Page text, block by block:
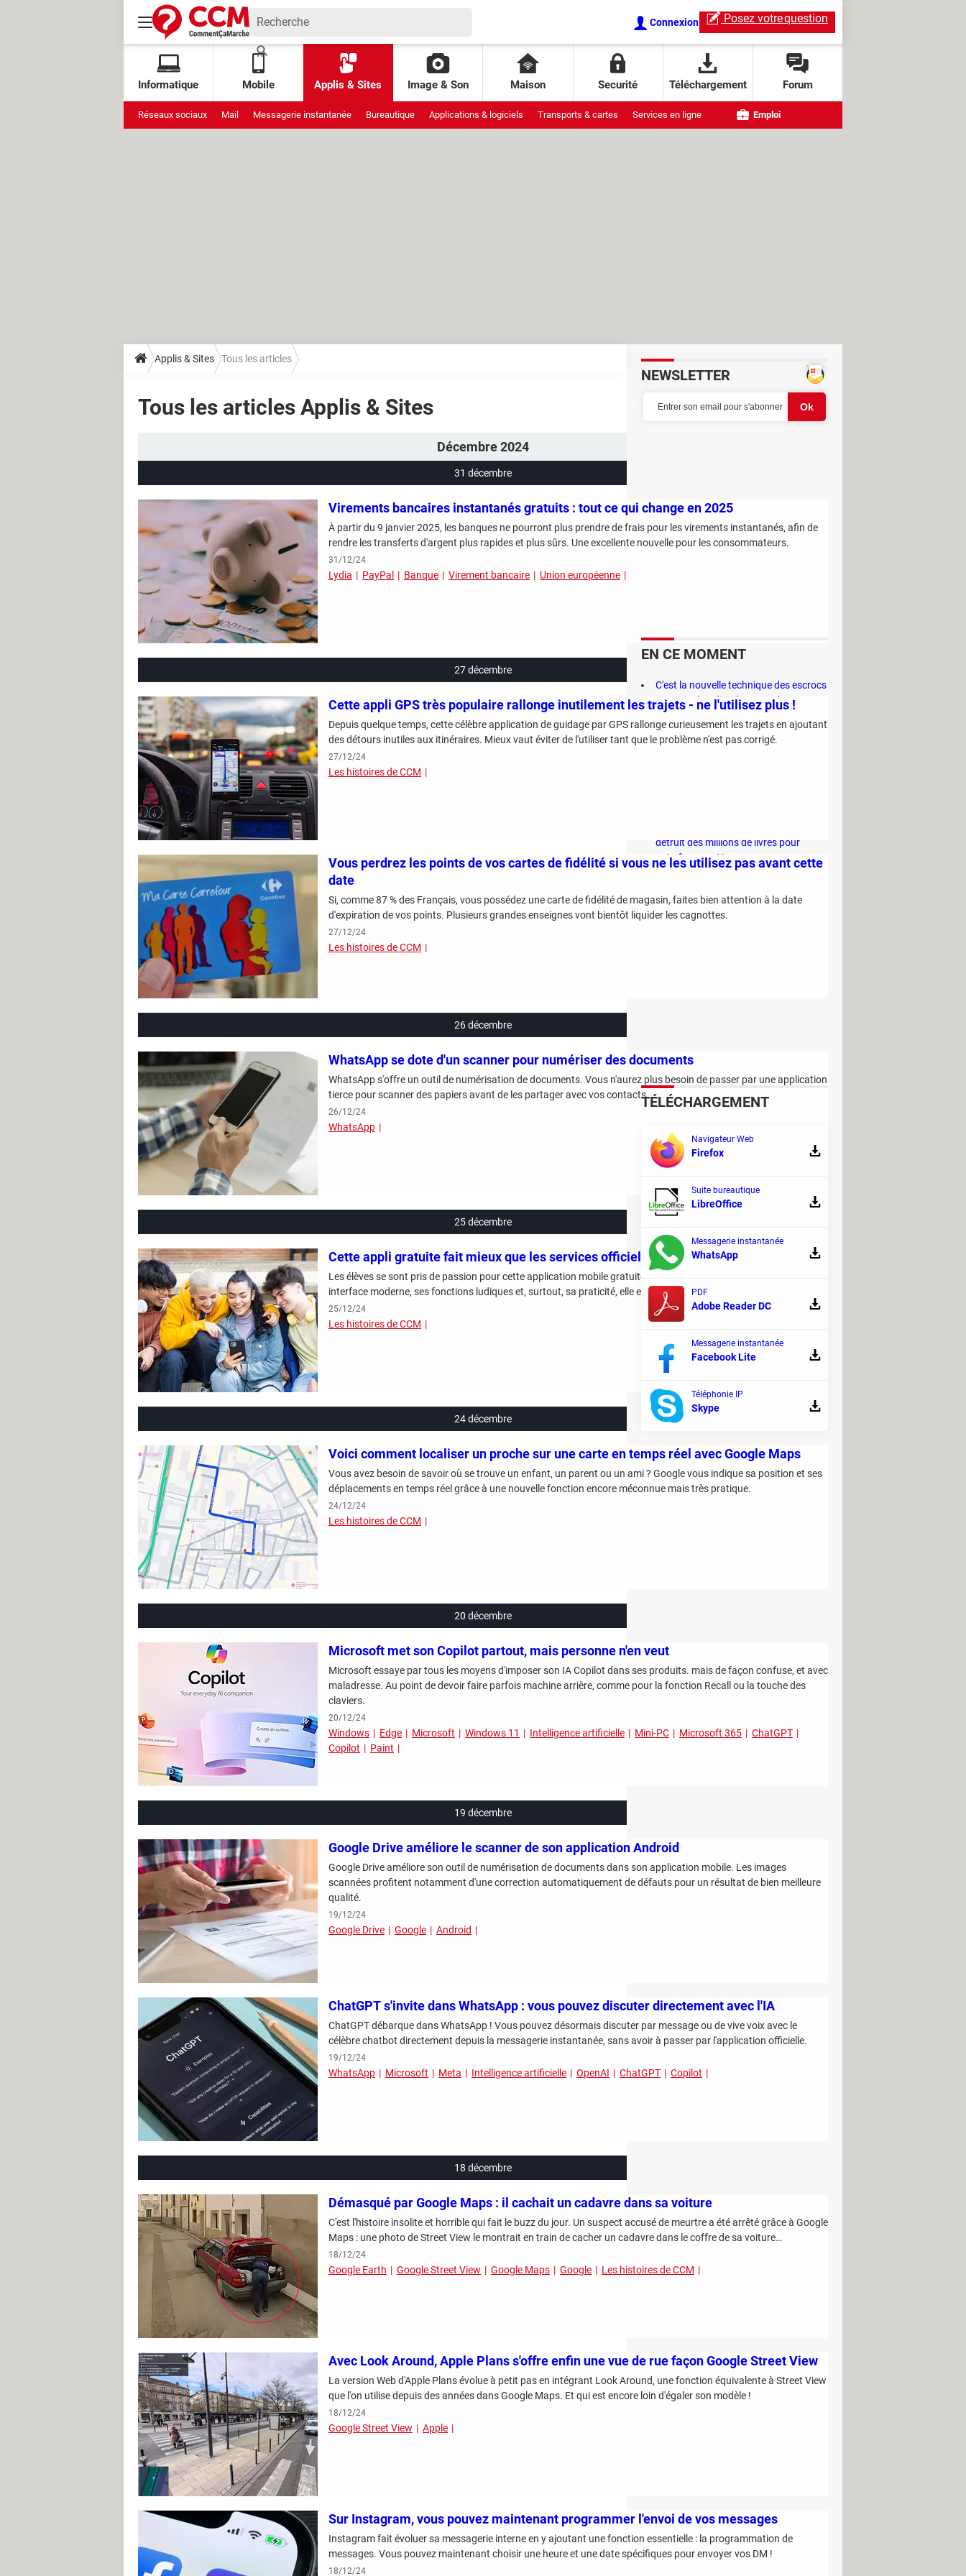
Connexion Posez votrequestion
Informatique Mobile Applis & Sites Image & Son Maison Securité Téléchargement Forum
Réseaux sociaux Mail Messagerie instantanée Bureautique Applications & logiciels Transports & cartes Services en ligne Emploi
Applis & Sites Tous les articles
Tous les articles Applis & Sites
Décembre 2024
31 décembre
Virements bancaires instantanés gratuits : tout ce qui change en 2025
À partir du 9 janvier 2025, les banques ne pourront plus prendre de frais pour les virements instantanés, afin de
rendre les transferts d'argent plus rapides et plus sûrs. Une excellente nouvelle pour les consommateurs.
31/12/24
Lydia PayPal Banque Virement bancaire Union européenne
27 décembre
Cette appli GPS très populaire rallonge inutilement les trajets - ne l'utilisez plus !
Depuis quelque temps, cette célèbre application de guidage par GPS rallonge curieusement les trajets en ajoutant
des détours inutiles aux itinéraires. Mieux vaut éviter de l'utiliser tant que le problème n'est pas corrigé.
27/12/24
Les histoires de CCM
Vous perdrez les points de vos cartes de fidélité si vous ne les utilisez pas avant cette
date
Si, comme 87 % des Français, vous possédez une carte de fidélité de magasin, faites bien attention à la date
d'expiration de vos points. Plusieurs grandes enseignes vont bientôt liquider les cagnottes.
27/12/24
Les histoires de CCM
26 décembre
WhatsApp se dote d'un scanner pour numériser des documents
WhatsApp s'offre un outil de numérisation de documents. Vous n'aurez plus besoin de passer par une application
tierce pour scanner des papiers avant de les partager avec vos contacts.
26/12/24
WhatsApp
25 décembre
Cette appli gratuite fait mieux que les services officiels - les ados en raffolent
Les élèves se sont pris de passion pour cette application mobile gratuite de gestion de la vie scolaire. Avec son
interface moderne, ses fonctions ludiques et, surtout, sa praticité, elle est bien plus appréciée que Pronote.
25/12/24
Les histoires de CCM
24 décembre
Voici comment localiser un proche sur une carte en temps réel avec Google Maps
Vous avez besoin de savoir où se trouve un enfant, un parent ou un ami ? Google vous indique sa position et ses
déplacements en temps réel grâce à une nouvelle fonction encore méconnue mais très pratique.
24/12/24
Les histoires de CCM
20 décembre
Microsoft met son Copilot partout, mais personne n'en veut
Microsoft essaye par tous les moyens d'imposer son IA Copilot dans ses produits. mais de façon confuse, et avec
maladresse. Au point de devoir faire parfois machine arrière, comme pour la fonction Recall ou la touche des
claviers.
20/12/24
Windows Edge Microsoft Windows 11 Intelligence artificielle Mini-PC Microsoft 365
ChatGPT
Copilot
Paint
19 décembre
Google Drive améliore le scanner de son application Android
Google Drive améliore son outil de numérisation de documents dans son application mobile. Les images
scannées profitent notamment d'une correction automatiquement de défauts pour un résultat de bien meilleure
qualité.
19/12/24
Google Drive Google Android
ChatGPT s'invite dans WhatsApp : vous pouvez discuter directement avec l'IA
ChatGPT débarque dans WhatsApp ! Vous pouvez désormais discuter par message ou de vive voix avec le
célèbre chatbot directement depuis la messagerie instantanée, sans avoir à passer par l'application officielle.
19/12/24
WhatsApp Microsoft Meta Intelligence artificielle OpenAI ChatGPT Copilot
18 décembre
Démasqué par Google Maps : il cachait un cadavre dans sa voiture
C'est l'histoire insolite et horrible qui fait le buzz du jour. Un suspect accusé de meurtre a été arrêté grâce à Google
Maps : une photo de Street View le montrait en train de cacher un cadavre dans le coffre de sa voiture…
18/12/24
Google Earth Google Street View Google Maps Google Les histoires de CCM
Avec Look Around, Apple Plans s'offre enfin une vue de rue façon Google Street View
La version Web d'Apple Plans évolue à petit pas en intégrant Look Around, une fonction équivalente à Street View
que l'on utilise depuis des années dans Google Maps. Et qui est encore loin d'égaler son modèle !
18/12/24
Google Street View Apple
Sur Instagram, vous pouvez maintenant programmer l'envoi de vos messages
Instagram fait évoluer sa messagerie interne en y ajoutant une fonction essentielle : la programmation de
messages. Vous pouvez maintenant choisir une heure et une date spécifiques pour envoyer vos DM !
18/12/24
NEWSLETTER
EN CE MOMENT
C'est la nouvelle technique des escrocs
pour piocher discrètement dans votre
compte bancaire
Ce sont les trucs des primeurs pour
détruit des millions de livres pour
entraîner son IA
TÉLÉCHARGEMENT
Navigateur Web
Firefox
Suite bureautique
LibreOffice
Messagerie instantanée
WhatsApp
PDF
Adobe Reader DC
Messagerie instantanée
Facebook Lite
Téléphonie IP
Skype